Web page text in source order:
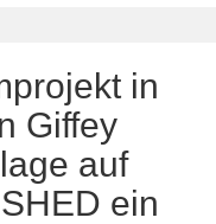
in
Giffey
auf
ein